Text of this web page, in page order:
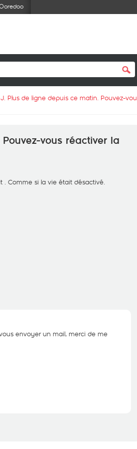
J. Plus de ligne depuis ce matin. Pouvez-
vous réactiver la
. Comme si la vie était désactivé.
envoyer un mail, merci de me